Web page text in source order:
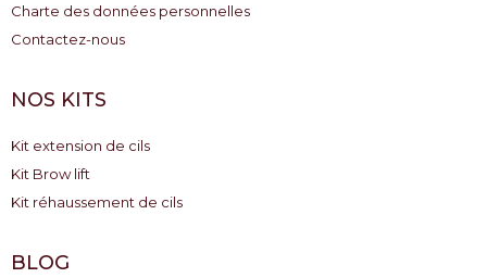
Charte des données personnelles
Contactez-nous
NOS KITS
Kit extension de cils
Kit Brow lift
Kit réhaussement de cils
BLOG